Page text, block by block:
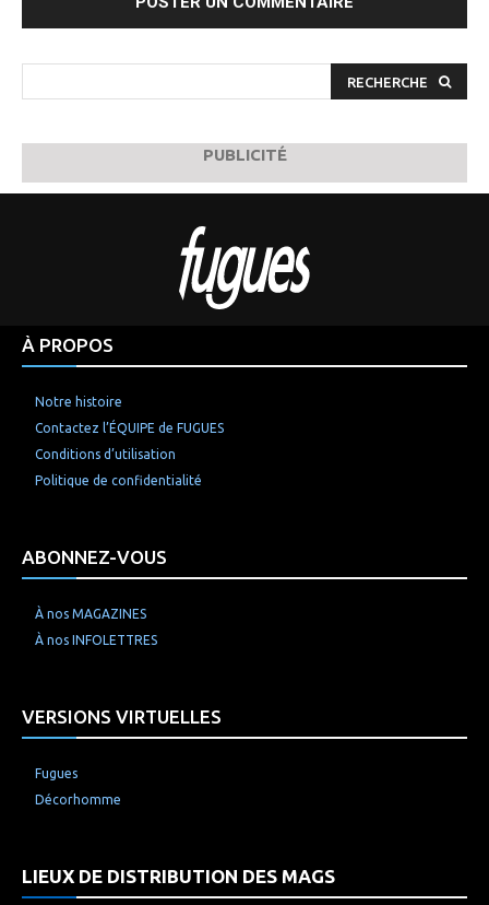
RECHERCHE
PUBLICITÉ
À PROPOS
Notre histoire
Contactez l’ÉQUIPE de FUGUES
Conditions d’utilisation
Politique de confidentialité
ABONNEZ-VOUS
À nos MAGAZINES
À nos INFOLETTRES
VERSIONS VIRTUELLES
Fugues
Décorhomme
LIEUX DE DISTRIBUTION DES MAGS